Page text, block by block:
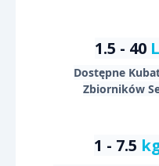
1.5 - 40 L
Dostępne
Zbiorników
1 - 7.5